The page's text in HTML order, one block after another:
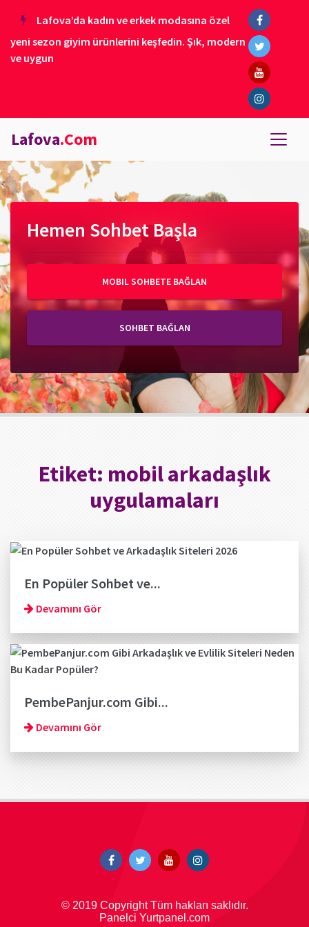
Lafova’da kadın ve erkek modasına özel
yeni sezon giyim ürünlerini keşfedin. Şık, modern
ve uygun
Lafova.Com
Hemen Sohbet Başla
MOBIL SOHBETE BAĞLAN
SOHBET BAĞLAN
Etiket: mobil arkadaşlık
uygulamaları
En Popüler Sohbet ve...
Devamını Gör
PembePanjur.com Gibi...
Devamını Gör
© 2019 Copyright Tüm hakları saklıdır.
Panelci Yurtpanel.com